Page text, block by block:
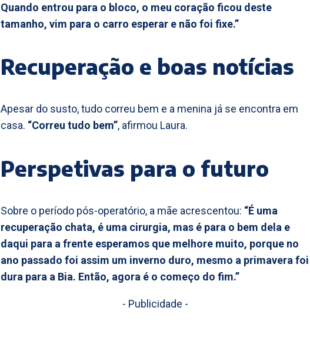
Quando entrou para o bloco, o meu coração ficou deste
tamanho, vim para o carro esperar e não foi fixe.”
Recuperação e boas notícias
Apesar do susto, tudo correu bem e a menina já se encontra em
casa. “Correu tudo bem”, afirmou Laura.
Perspetivas para o futuro
Sobre o período pós-operatório, a mãe acrescentou: “É uma
recuperação chata, é uma cirurgia, mas é para o bem dela e
daqui para a frente esperamos que melhore muito, porque no
ano passado foi assim um inverno duro, mesmo a primavera foi
dura para a Bia. Então, agora é o começo do fim.”
- Publicidade -